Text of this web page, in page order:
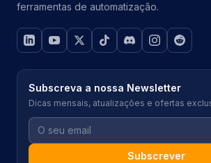
ferramentas de automatização.
Subscreva a nossa Newsletter
Dicas mensais, atualizações e ofertas
Subscrever